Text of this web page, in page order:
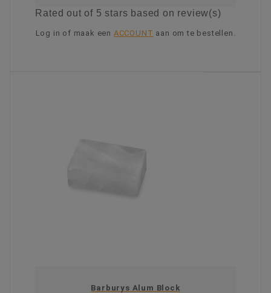
Ratedout of 5 stars based on review(s)
Log in of maak een ACCOUNT aan om te bestellen.
Barburys Alum Block